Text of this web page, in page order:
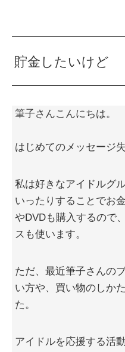
貯金したいけど
筆子さんこんにちは。
はじめてのメッセージ
私は好きなアイドルグ
いったりすることでお
やDVDも購入するので
スも使います。
ただ、最近筆子さんの
い方や、買い物のしか
た。
アイドルを応援する活